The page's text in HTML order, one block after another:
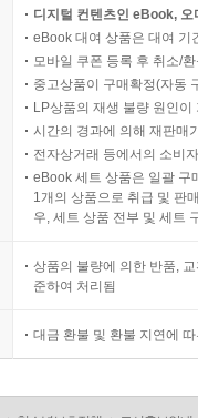
디지털 컨텐츠인 eBook,
eBook 대여 상품은 대여 기
모바일 쿠폰 등록 후 취소/
중고상품이 구매확정(자동
LP상품의 재생 불량 원인
시간의 경과에 의해 재판매
전자상거래 등에서의 소비
eBook 세트 상품은 일괄 구
1개의 상품으로 취급 및 판
우, 세트 상품 전부 및 세트
상품의 불량에 의한 반품,
준하여 처리됨
대금 환불 및 환불 지연에